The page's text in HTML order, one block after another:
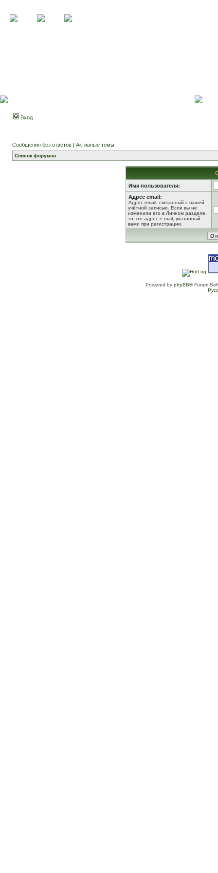
Вход
Сообщения без ответов | Активные темы
Список форумов
Имя пользователя:
Адрес email:
Адрес email, связанный с вашей
учётной записью. Если вы не
изменили его в Личном разделе,
то это адрес e-mail, указанный
вами при регистрации.
Powered by phpBB® Forum